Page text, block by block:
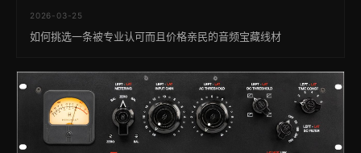
2026-03-25
如何挑选一条被专业认可而且价格亲民的音频宝藏线材